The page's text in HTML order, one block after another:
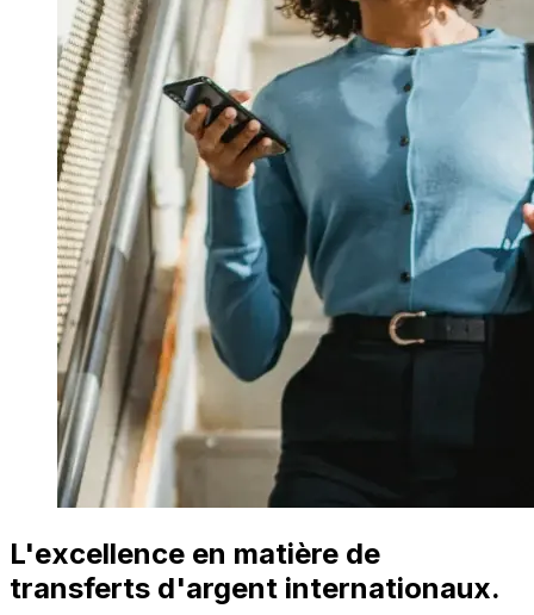
L'excellence en matière de
transferts d'argent internationaux.